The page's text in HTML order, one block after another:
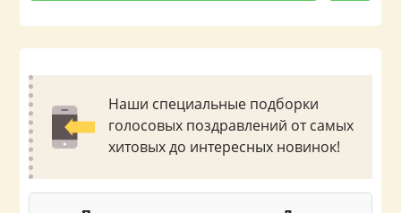
Наши специальные подборки
голосовых поздравлений от самых
хитовых до интересных новинок!